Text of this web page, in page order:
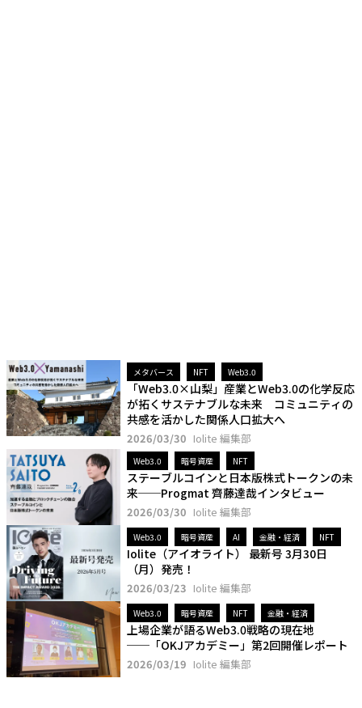
メタバース NFT Web3.0
「Web3.0×山梨」産業とWeb3.0の化学反応
が拓くサステナブルな未来 コミュニティの
共感を活かした関係人口拡大へ
2026/03/30 Iolite 編集部
Web3.0 暗号資産 NFT
ステーブルコインと日本版株式トークンの未
来──Progmat 齊藤達哉インタビュー
2026/03/30 Iolite 編集部
Web3.0 暗号資産 AI 金融・経済 NFT
Iolite（アイオライト） 最新号 3月30日
（月）発売！
2026/03/23 Iolite 編集部
Web3.0 暗号資産 NFT 金融・経済
上場企業が語るWeb3.0戦略の現在地
──「OKJアカデミー」第2回開催レポート
2026/03/19 Iolite 編集部